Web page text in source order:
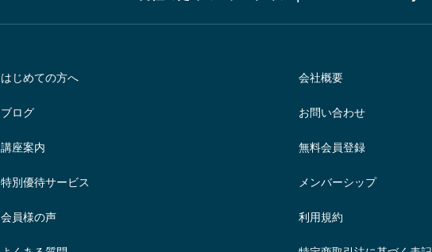
はじめての方へ
ブログ
講座案内
特別優待サービス
会員様の声
会社概要
お問い合わせ
無料会員登録
メンバーシップ
利用規約